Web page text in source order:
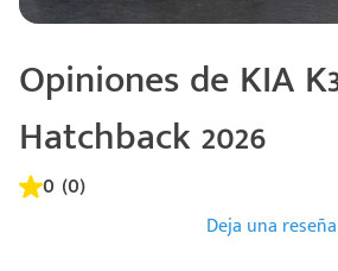
Opiniones de KIA
Hatchback 2026
0 (0)
Deja una